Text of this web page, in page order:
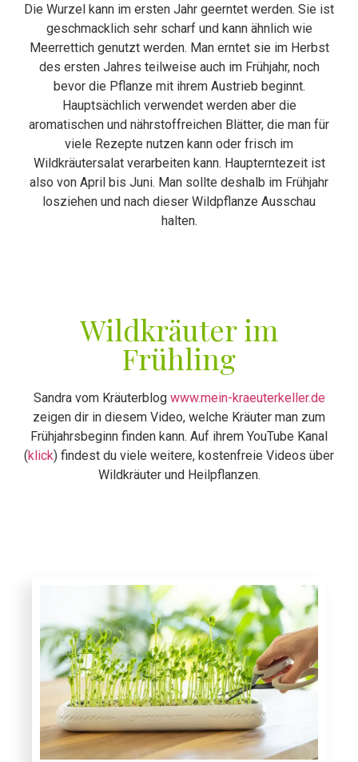
Die Wurzel kann im ersten Jahr geerntet werden. Sie ist
geschmacklich sehr scharf und kann ähnlich wie
Meerrettich genutzt werden. Man erntet sie im Herbst
des ersten Jahres teilweise auch im Frühjahr, noch
bevor die Pflanze mit ihrem Austrieb beginnt.
Hauptsächlich verwendet werden aber die
aromatischen und nährstoffreichen Blätter, die man für
viele Rezepte nutzen kann oder frisch im
Wildkräutersalat verarbeiten kann. Haupterntezeit ist
also von April bis Juni. Man sollte deshalb im Frühjahr
losziehen und nach dieser Wildpflanze Ausschau
halten.
Wildkräuter im
Frühling
Sandra vom Kräuterblog www.mein-kraeuterkeller.de
zeigen dir in diesem Video, welche Kräuter man zum
Frühjahrsbeginn finden kann. Auf ihrem YouTube Kanal
(klick) findest du viele weitere, kostenfreie Videos über
Wildkräuter und Heilpflanzen.